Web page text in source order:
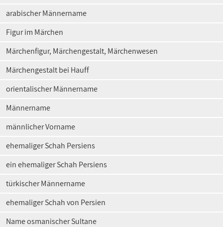
arabischer Männername
Figur im Märchen
Märchenfigur, Märchengestalt, Märchenwesen
Märchengestalt bei Hauff
orientalischer Männername
Männername
männlicher Vorname
ehemaliger Schah Persiens
ein ehemaliger Schah Persiens
türkischer Männername
ehemaliger Schah von Persien
Name osmanischer Sultane